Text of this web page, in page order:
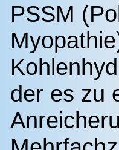
PSSM
der es zu